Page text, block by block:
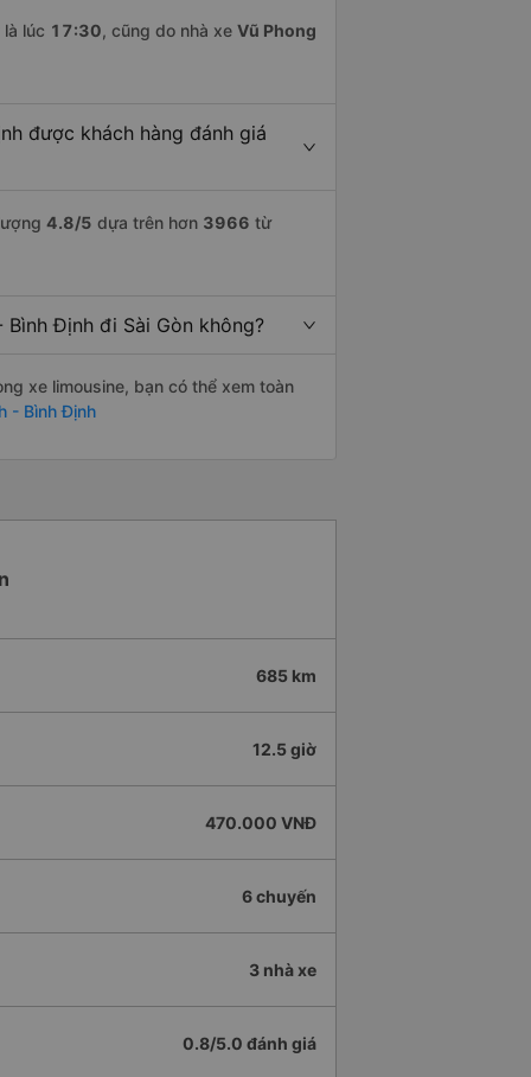
lúc 17:30, cũng do nhà xe Vũ Phong
được khách hàng đánh giá
4.8/5 dựa trên hơn 3966 từ
Định đi Sài Gòn không?
xe limousine, bạn có thể xem toàn
- Bình Định
685 km
12.5 giờ
470.000 VNĐ
6 chuyến
3 nhà xe
0.8/5.0 đánh giá